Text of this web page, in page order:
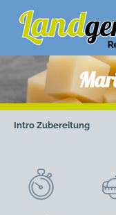
Intro Zubereitung